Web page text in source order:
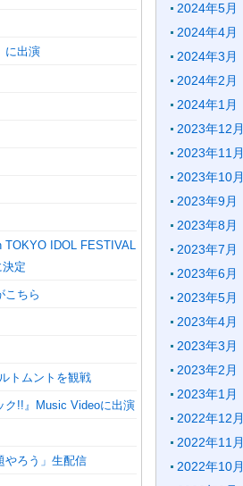
に出演
TOKYO IDOL FESTIVAL
定
こちら
トムントを観戦
ク!!』Music Videoに出演
やろう」生配信
2024年5月
2024年4月
2024年3月
2024年2月
2024年1月
2023年12月
2023年11月
2023年10月
2023年9月
2023年8月
2023年7月
2023年6月
2023年5月
2023年4月
2023年3月
2023年2月
2023年1月
2022年12月
2022年11月
2022年10月